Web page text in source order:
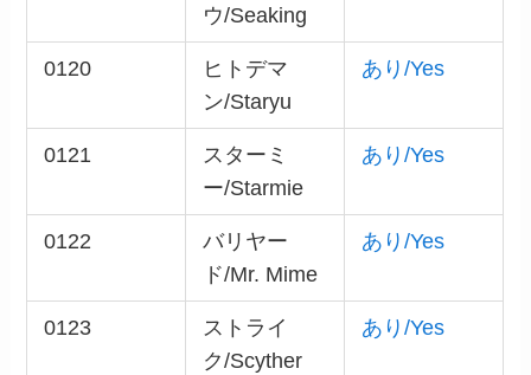
ウ/Seaking
0120
ヒトデマ
ン/Staryu
あり/Yes
0121
スターミ
ー/Starmie
あり/Yes
0122
バリヤー
ド/Mr. Mime
あり/Yes
0123
ストライ
ク/Scyther
あり/Yes